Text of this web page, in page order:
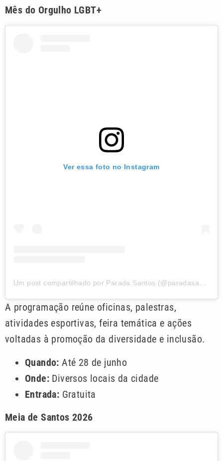
Mês do Orgulho LGBT+
Ver essa foto no Instagram
Um post compartilhado por Parada Santos (@paradasantosoficial)
A programação reúne oficinas, palestras,
atividades esportivas, feira temática e ações
voltadas à promoção da diversidade e inclusão.
Quando: Até 28 de junho
Onde: Diversos locais da cidade
Entrada: Gratuita
Meia de Santos 2026